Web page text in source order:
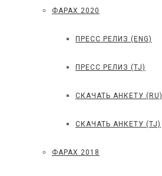
ФАРАХ 2020
ПРЕСС РЕЛИЗ (ENG)
ПРЕСС РЕЛИЗ (TJ)
СКАЧАТЬ АНКЕТУ (RU)
СКАЧАТЬ АНКЕТУ (TJ)
ФАРАХ 2018